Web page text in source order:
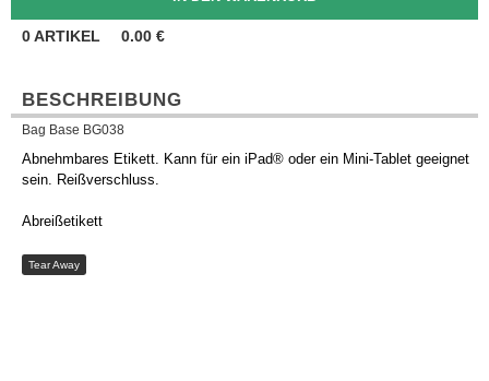
0ARTIKEL 0.00 €
BESCHREIBUNG
Bag Base BG038
Abnehmbares Etikett. Kann für ein iPad® oder ein Mini-Tablet geeignet
sein. Reißverschluss.
Abreißetikett
Tear Away